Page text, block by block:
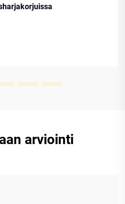
arviointi